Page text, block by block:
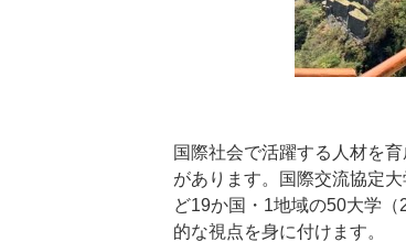
国際社会で活躍する人材を
があります。国際交流協定
ど19か国・1地域の50大学
的な視点を身に付けます。